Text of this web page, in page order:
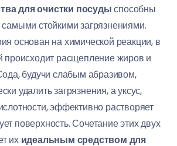
для очистки посудыспособны
стойкими загрязнениями.
основан на химической реакции, в
происходит расщепление жиров и
будучи слабым абразивом,
удалить загрязнения, а уксус,
эффективно растворяет
поверхность. Сочетание этих двух
их идеальным средством для